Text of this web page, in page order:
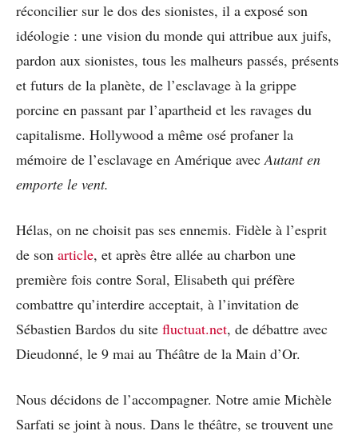
réconcilier sur le dos des sionistes, il a exposé son
idéologie : une vision du monde qui attribue aux juifs,
pardon aux sionistes, tous les malheurs passés, présents
et futurs de la planète, de l’esclavage à la grippe
porcine en passant par l’apartheid et les ravages du
capitalisme. Hollywood a même osé profaner la
mémoire de l’esclavage en Amérique avecAutant en
emporte le vent.
Hélas, on ne choisit pas ses ennemis. Fidèle à l’esprit
de son article, et après être allée au charbon une
première fois contre Soral, Elisabeth qui préfère
combattre qu’interdire acceptait, à l’invitation de
Sébastien Bardos du site fluctuat.net, de débattre avec
Dieudonné, le 9 mai au Théâtre de la Main d’Or.
Nous décidons de l’accompagner. Notre amie Michèle
Sarfati se joint à nous. Dans le théâtre, se trouvent une